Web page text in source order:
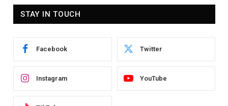
STAY IN TOUCH
Facebook Twitter
Instagram YouTube